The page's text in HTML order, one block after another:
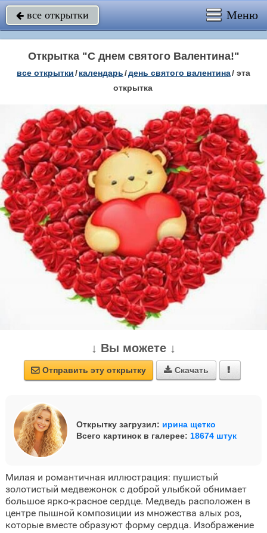
 все открытки Меню
Открытка "С днем святого Валентина!"
все открытки/календарь/день святого валентина/ эта
открытка
↓ Вы можете ↓
 Отправить эту открытку  Скачать 
Открытку загрузил: ирина щетко
Всего картинок в галерее: 18674 штук
Милая и романтичная иллюстрация: пушистый
золотистый медвежонок с доброй улыбкой обнимает
большое ярко-красное сердце. Медведь расположен в
центре пышной композиции из множества алых роз,
которые вместе образуют форму сердца. Изображение